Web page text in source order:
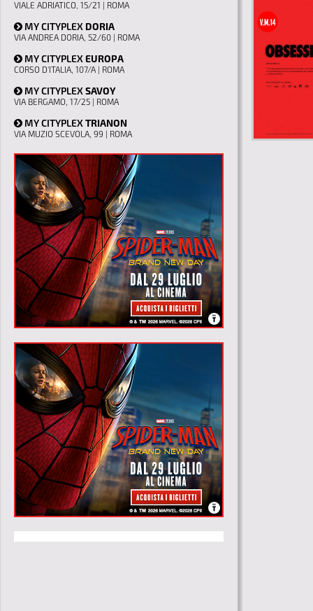
VIALE ADRIATICO, 15/21 | ROMA
MY CITYPLEX DORIA
VIA ANDREA DORIA, 52/60 | ROMA
MY CITYPLEXEUROPA
CORSO D'ITALIA, 107/A | ROMA
MY CITYPLEXSAVOY
VIA BERGAMO, 17/25 | ROMA
MY CITYPLEXTRIANON
VIA MUZIO SCEVOLA, 99 | ROMA